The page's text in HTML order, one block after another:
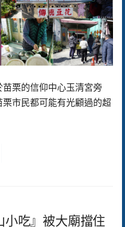
栗的信仰中心玉清宮旁
市民都可能有光顧過的超
小吃』被大廟擋住